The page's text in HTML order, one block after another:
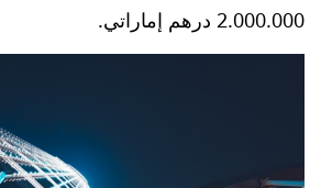
2.000.000 درهم إماراتي.